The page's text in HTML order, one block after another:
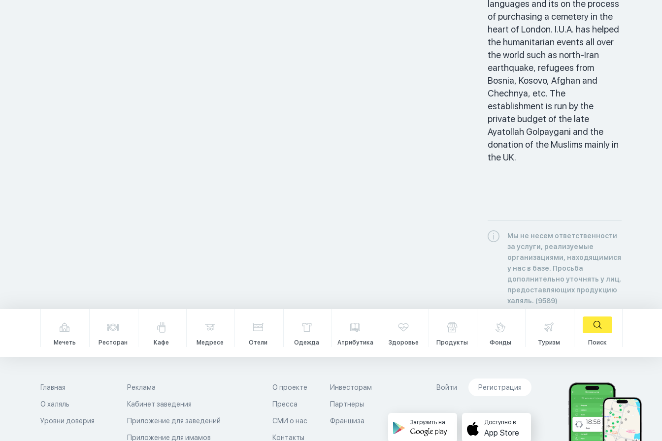
languages and its on the process
of purchasing a cemetery in the
heart of London. I.U.A. has helped
the humanitarian events all over
the world such as north-Iran
earthquake, refugees from
Bosnia, Kosovo, Afghan and
Chechnya, etc. The
establishment is run by the
private budget of the late
Ayatollah Golpaygani and the
donation of the Muslims mainly in
the UK.
Мы не несем ответственности
за услуги, реализуемые
организациями, находящимися
у нас в базе. Просьба
дополнительно уточнять у лиц,
предоставляющих продукцию
халяль. (9589)
Мечеть Ресторан Кафе Медресе Отели Одежда Атрибутика Здоровье Продукты Фонды Туризм Поиск
Главная
О халяль
Уровни доверия
Реклама
Кабинет заведения
Приложение для заведений
Приложение для имамов
О проекте
Пресса
СМИ о нас
Контакты
Инвесторам
Партнеры
Франшиза
Войти Регистрация
Загрузить на Доступно в
App Store